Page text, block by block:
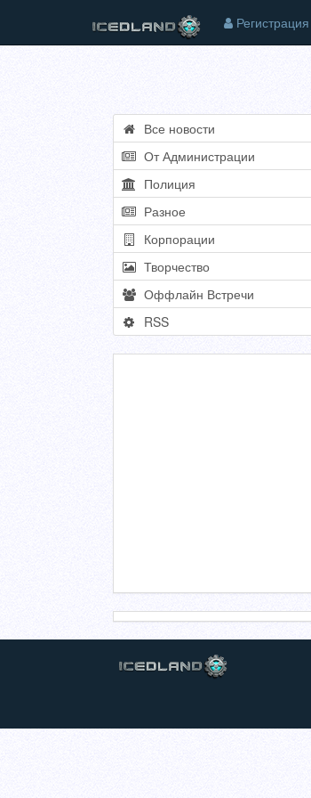
Регистрация
Все новости
От Администрации
Полиция
Разное
Корпорации
Творчество
Оффлайн Встречи
RSS